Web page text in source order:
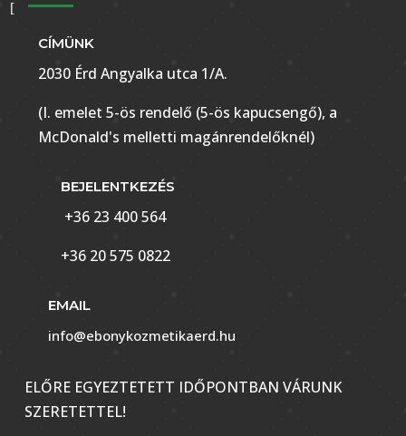
CÍMÜNK
2030 Érd Angyalka utca 1/A.
(I. emelet 5-ös rendelő (5-ös kapucsengő), a
McDonald's melletti magánrendelőknél)
BEJELENTKEZÉS
+36 23 400 564
+36 20 575 0822
EMAIL
info@ebonykozmetikaerd.hu
ELŐRE EGYEZTETETT IDŐPONTBAN VÁRUNK
SZERETETTEL!